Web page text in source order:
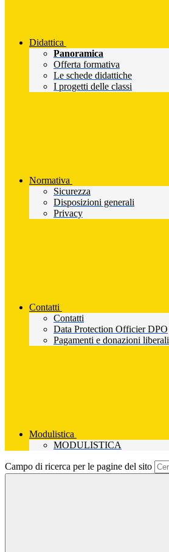
Didattica
Panoramica
Offerta formativa
Le schede didattiche
I progetti delle classi
Normativa
Sicurezza
Disposizioni generali
Privacy
Contatti
Contatti
Data Protection Officier DPO
Pagamenti e donazioni liberali
Modulistica
MODULISTICA
Campo di ricerca per le pagine del sito